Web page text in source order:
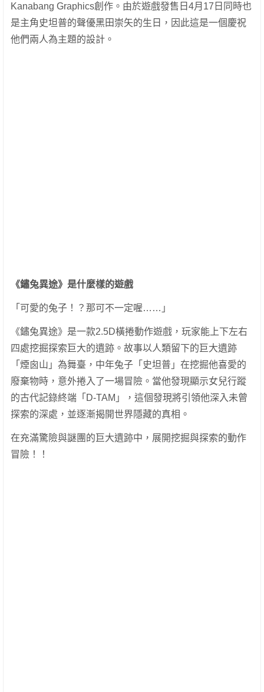
Kanabang Graphics創作。由於遊戲發售日4月17日同時也
是主角史坦普的聲優黑田崇矢的生日，因此這是一個慶祝
他們兩人為主題的設計。
《鏽兔異途》是什麼樣的遊戲
「可愛的兔子！？那可不一定喔……」
《鏽兔異途》是一款2.5D橫捲動作遊戲，玩家能上下左右
四處挖掘探索巨大的遺跡。故事以人類留下的巨大遺跡
「煙囪山」為舞臺，中年兔子「史坦普」在挖掘他喜愛的
廢棄物時，意外捲入了一場冒險。當他發現顯示女兒行蹤
的古代記錄終端「D-TAM」，這個發現將引領他深入未曾
探索的深處，並逐漸揭開世界隱藏的真相。
在充滿驚險與謎團的巨大遺跡中，展開挖掘與探索的動作
冒險！！